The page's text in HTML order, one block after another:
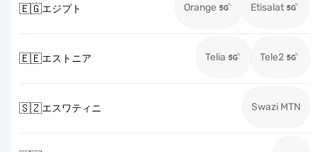
🇪🇬エジプト Orange Etisalat
🇪🇪エストニア Telia Tele2
🇸🇿エスワティニ Swazi MTN